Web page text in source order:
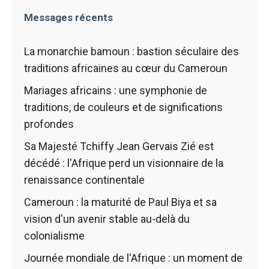
Messages récents
La monarchie bamoun : bastion séculaire des
traditions africaines au cœur du Cameroun
Mariages africains : une symphonie de
traditions, de couleurs et de significations
profondes
Sa Majesté Tchiffy Jean Gervais Zié est
décédé : l'Afrique perd un visionnaire de la
renaissance continentale
Cameroun : la maturité de Paul Biya et sa
vision d'un avenir stable au-delà du
colonialisme
Journée mondiale de l'Afrique : un moment de
contenus et
personnalisés.